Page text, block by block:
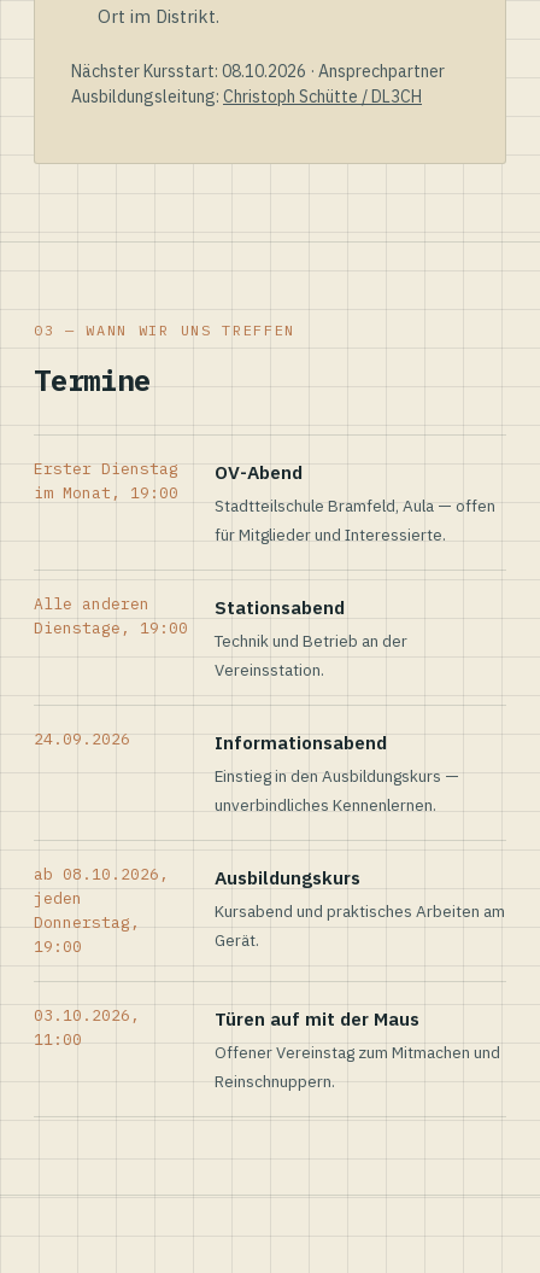
Ort im Distrikt.
Nächster Kursstart: 08.10.2026 · Ansprechpartner
Ausbildungsleitung: Christoph Schütte / DL3CH
03 — WANN WIR UNS TREFFEN
Termine
Erster Dienstag
im Monat, 19:00
OV-Abend
Stadtteilschule Bramfeld, Aula — offen
für Mitglieder und Interessierte.
Alle anderen
Dienstage, 19:00
Stationsabend
Technik und Betrieb an der
Vereinsstation.
24.09.2026 Informationsabend
Einstieg in den Ausbildungskurs —
unverbindliches Kennenlernen.
ab 08.10.2026,
jeden
Donnerstag,
19:00
Ausbildungskurs
Kursabend und praktisches Arbeiten am
Gerät.
03.10.2026,
11:00
Türen auf mit der Maus
Offener Vereinstag zum Mitmachen und
Reinschnuppern.